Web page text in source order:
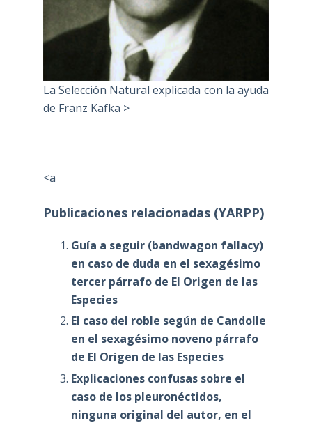
La Selección Natural explicada con la ayuda
de Franz Kafka >
<a
Publicaciones relacionadas (YARPP)
Guía a seguir (bandwagon fallacy)
en caso de duda en el sexagésimo
tercer párrafo de El Origen de las
Especies
El caso del roble según de Candolle
en el sexagésimo noveno párrafo
de El Origen de las Especies
Explicaciones confusas sobre el
caso de los pleuronéctidos,
ninguna original del autor, en el